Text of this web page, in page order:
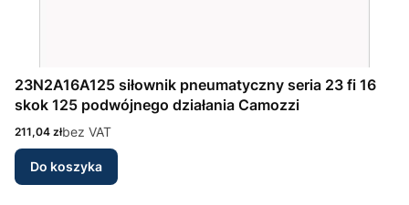
23N2A16A125 siłownik pneumatyczny seria 23 fi 16
skok 125 podwójnego działania Camozzi
Cena
211,04 złbez VAT
Do koszyka